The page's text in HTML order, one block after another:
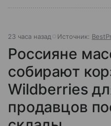
23 часа назад Источник:
Россияне
собирают
Wildberries
продавцов